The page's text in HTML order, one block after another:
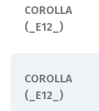
COROLLA
(_E12_)
COROLLA
(_E12_)